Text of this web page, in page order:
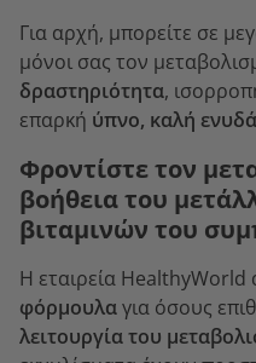
Για αρχή, μπορείτε σε
μόνοι σας τον
δραστηριότητα,
επαρκή ύπνο, καλή
Φροντίστε τον
βοήθεια του
βιταμινών του
Η εταιρεία HealthyWorld
φόρμουλαγια όσους
λειτουργία του